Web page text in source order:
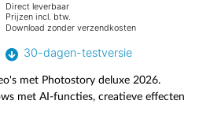
Direct leverbaar
Prijzen incl. btw.
Download zonder verzendkosten
30-dagen-testversie
met Photostory deluxe 2026.
met AI-functies, creatieve effecten